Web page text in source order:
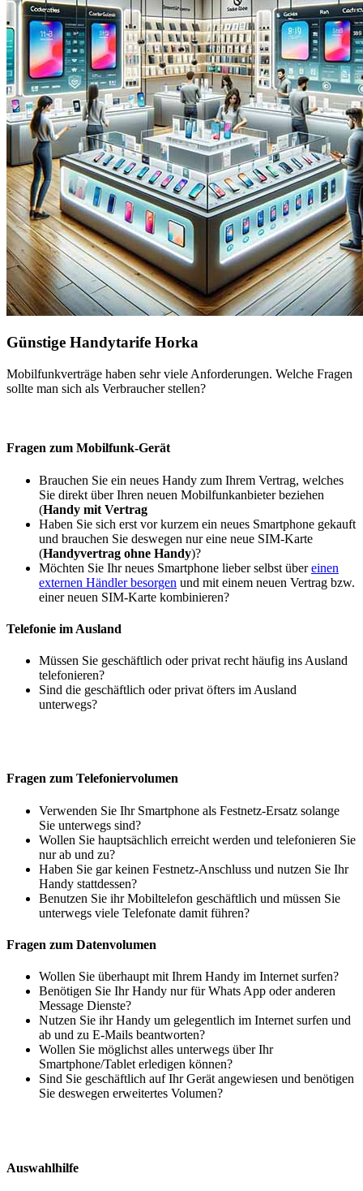
Günstige Handytarife Horka
Mobilfunkverträge haben sehr viele Anforderungen. Welche Fragen
sollte man sich als Verbraucher stellen?
Fragen zum Mobilfunk-Gerät
Brauchen Sie ein neues Handy zum Ihrem Vertrag, welches
Sie direkt über Ihren neuen Mobilfunkanbieter beziehen
(Handy mit Vertrag
Haben Sie sich erst vor kurzem ein neues Smartphone gekauft
und brauchen Sie deswegen nur eine neue SIM-Karte
(Handyvertrag ohne Handy)?
Möchten Sie Ihr neues Smartphone lieber selbst übereinen
externen Händler besorgen und mit einem neuen Vertrag bzw.
einer neuen SIM-Karte kombinieren?
Telefonie im Ausland
Müssen Sie geschäftlich oder privat recht häufig ins Ausland
telefonieren?
Sind die geschäftlich oder privat öfters im Ausland
unterwegs?
Fragen zum Telefoniervolumen
Verwenden Sie Ihr Smartphone als Festnetz-Ersatz solange
Sie unterwegs sind?
Wollen Sie hauptsächlich erreicht werden und telefonieren Sie
nur ab und zu?
Haben Sie gar keinen Festnetz-Anschluss und nutzen Sie Ihr
Handy stattdessen?
Benutzen Sie ihr Mobiltelefon geschäftlich und müssen Sie
unterwegs viele Telefonate damit führen?
Fragen zum Datenvolumen
Wollen Sie überhaupt mit Ihrem Handy im Internet surfen?
Benötigen Sie Ihr Handy nur für Whats App oder anderen
Message Dienste?
Nutzen Sie ihr Handy um gelegentlich im Internet surfen und
ab und zu E-Mails beantworten?
Wollen Sie möglichst alles unterwegs über Ihr
Smartphone/Tablet erledigen können?
Sind Sie geschäftlich auf Ihr Gerät angewiesen und benötigen
Sie deswegen erweitertes Volumen?
Auswahlhilfe